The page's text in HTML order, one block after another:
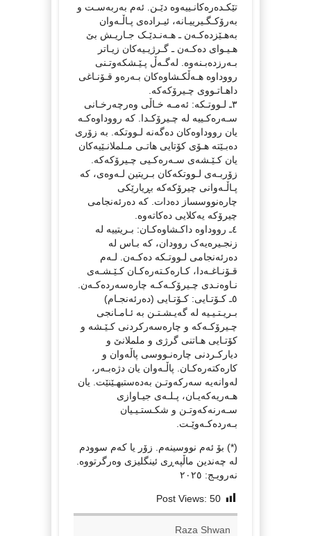
تێکـدەرەکانـییەوە دێـن. ئەم بەربەسـت و
بەرۆکـگـیرییـانە، ئیـرادەی پـاڵـەوان
بەهـێزدەکـەن ـ هـەنـدێـک جـاریـش بێ
هـیـوای دەکـەن ـ گـرژیـیەکان زیـاتر
بـەرزدەبـنەوە. لەگـەڵ پـێـشکەوتـنی
رووداوە هـەڵکـشاوەکان بـەرەو قـۆنـاغی
داهـاتـووی چـیرۆکەکە.
٣ـ لـووتـکە: ئەمـە خـاڵی وەرچەرخـانی
سـەرەکـییە لە چـیرۆکـدا. کە رووداوەکـە
یان رووداوەکان دەگەنە لـووتکە. بە زۆری
دەبـێتە هـۆی کۆتایی هاتـی مـلملانـێیەکان
یان کـێـشەی سـەرەکـیی چـیرۆکەکە.
زۆربـەی لـووتکەکان بـریتین لـەوەی، کە
پـاڵـەوانی چیرۆکەکە بڕیارێکی
چارەنووسساز دەدات. کە دەرئەنجامی
چیرۆکە یەکلایی دەکاتەوە.
٤ـ رووداوە داکـشاوەکـان: بـریتییە لە
زنجـیرەیەک روودان، کە بـاس لە
دەرئەنجامی لـووتـکە دەکـەن. لـەم
قـۆنـاغـەدا، کـارەکـتەرەکـان کـێـشـەی
نـاوەنـدی چـیرۆکـەکـە چارەسەردەکـەن.
٥ـ کـۆتـایی: کـۆتـایی (دەرئەنجـام)
بـریـتـیـیە لە گەیـشـتـن بە ئـامـانجی
چـیرۆکـەکە و چارەسەرکردنی کـێـشە و
کۆتـایی هـاتنی گرژی و ململانێ و
دیارکـردنی چارەنـووسی پاڵەوان و
کارەکتەرەکـان. پاڵـەوان یان دژەبـەر،
لەوانەیە سەرکەوتـن بەدەستبهـێنێت. یان
هـەریەکەیـان، پـلـەی جیـاوازی
سـەرنەکەوتـن و شکـستـیـیان
بـەردەکـەوێـت.
(*) بۆ ئەم نووسینەم. زۆر یا کەم سوودم
لە چەندین ماڵپەڕی ئینگلیزی وەرگرتووە.
نەرویـج: ٢٠٢٥
Post Views: 50
Raza Shwan